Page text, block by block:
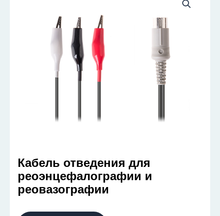
Кабель отведения для
реоэнцефалографии и
реовазографии